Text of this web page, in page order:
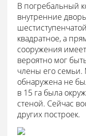
В погребальный
внутренние
квадратное, а
сооружения
вероятно мог
члены его семьи.
обнаружена не
в 15 га была
стеной. Сейчас
других построек.